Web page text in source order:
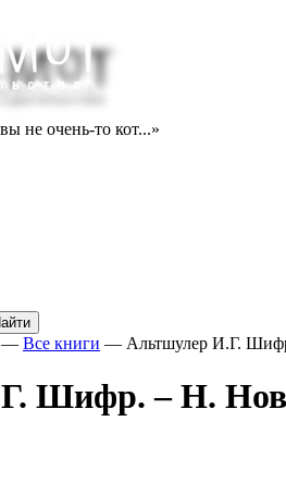
не очень-то кот...»
— Все книги — Альтшулер И.Г.
Шифр. – Н.